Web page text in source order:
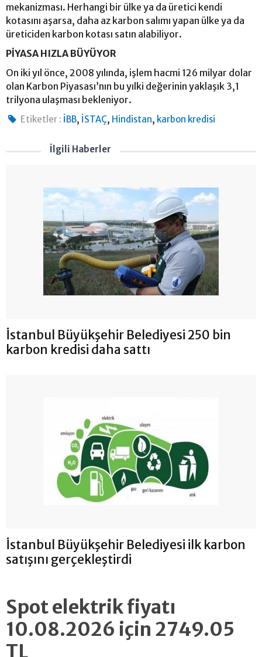
mekanizması. Herhangi bir ülke ya da üretici kendi
kotasını aşarsa, daha az karbon salımı yapan ülke ya da
üreticiden karbon kotası satın alabiliyor.
PİYASA HIZLA BÜYÜYOR
On iki yıl önce, 2008 yılında, işlem hacmi 126 milyar dolar
olan Karbon Piyasası’nın bu yılki değerinin yaklaşık 3,1
trilyona ulaşması bekleniyor.
Etiketler : İBB, İSTAÇ, Hindistan, karbon kredisi
İlgili Haberler
İstanbul Büyükşehir Belediyesi 250 bin
karbon kredisi daha sattı
İstanbul Büyükşehir Belediyesi ilk karbon
satışını gerçekleştirdi
Spot elektrik fiyatı
10.08.2026 için 2749.05
TL